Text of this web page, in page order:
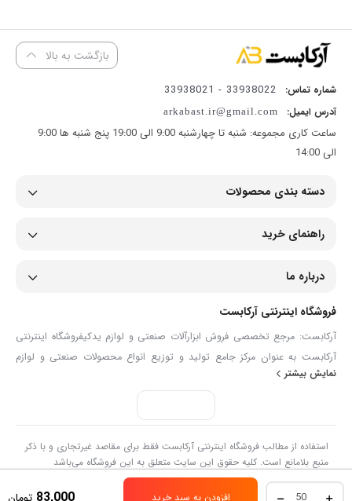
83,000 تومان بست افزودن به سبد خرید
بازگشت به بالا
شماره تماس: 33938022 - 33938021
آدرس ایمیل: arkabast.ir@gmail.com
ساعت کاری مجموعه: شنبه تا چهارشنبه 9:00 الی 19:00 پنج شنبه ها 9:00
الی 14:00
دسته بندی محصولات
راهنمای خرید
درباره ما
فروشگاه اینترنتی آرکابست
آرکابست: مرجع تخصصی فروش ابزارآلات صنعتی و لوازم یدکیفروشگاه اینترنتی
آرکابست به عنوان مرکز جامع تولید و توزیع انواع محصولات صنعتی و لوازم
یدکی، همراهی مطمئن برای صنعتگران، تعمیرکاران و مصرف‌کنندگان حرفه‌ای
است. ما در آرکابست با گردآوری مجموعه‌ای گسترده از ابزارآلات دستی و برقی،
انواع شیلنگ و اتصالات، تجهیزات ایمنی، ابزارآلات دقیق و قطعات مصرفی مانند
بست فلزی، گریس‌ پمپ و لوازم پنچرگیری، تلاش می‌کنیم تا نیازهای تخصصی
شما را با بالاترین کیفیت و تنوع پاسخ دهیم.هدف ما در آرکابست، ارائه دسترسی
آسان به ابزارآلات تخصصی و قطعات فنی در سریع‌ترین زمان ممکن است. ما با
نمایش بیشتر
استفاده از مطالب فروشگاه اینترنتی آرکابست فقط برای مقاصد غیرتجاری و با ذکر
منبع بلامانع است. کلیه حقوق این سایت متعلق به این فروشگاه می‌باشد